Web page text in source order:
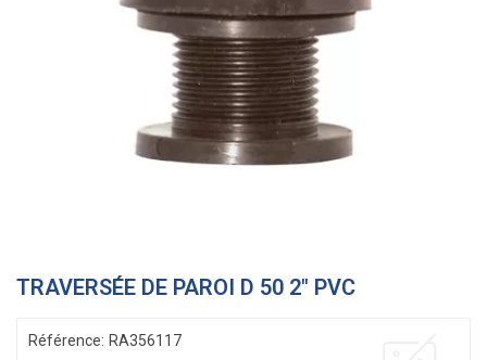
TRAVERSÉE DE PAROI D 50 2" PVC
Référence: RA356117